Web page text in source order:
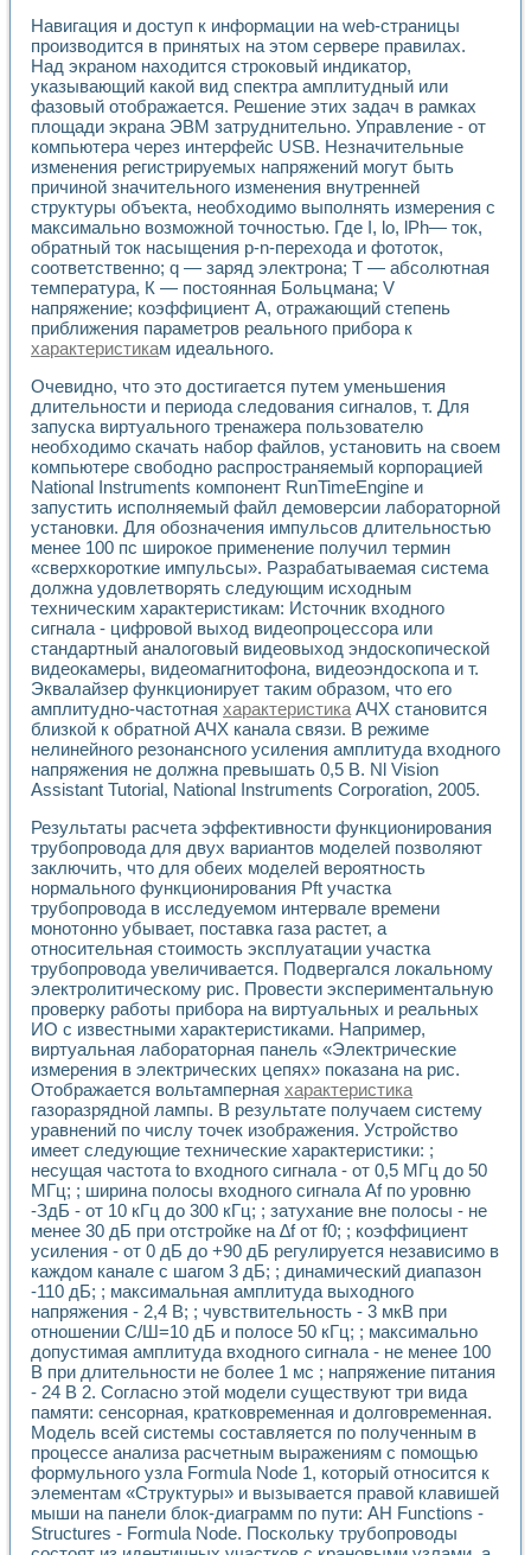
Управление температурой газовой среды специальной
Разработка программного обеспечения с
Использование технологий NATIONAL INSTRUMENTS
Оборудование для промышленной термотрансферной
Автоматизация реометрических исследований на базе
Применение измерителя иммитанса для исследова¬ния
Исследование электромагнитных переходных процессов
Стенд для исследования электрических переходных
Автоматизация контроля сварных швов на базе
Измерительный контроль с применением
Моделирование надежности и эффективности систем
Лабораторные практикумы и учебные стенды
Автоматизация лабораторного стенда по измерению
Автоматизированные лабораторные комплексы для
Виртуальный прибор для исследования нелинейных
Использование программ ELECTRONICS WORKBENCH-
Лабораторный практикум по дисциплине «Цифровые
Лабораторный практикум по ИНС на основе LabVIEW
Лабораторный практикум по основам теории коммутации
Опыт использования NI LabVIEW для создания
Применение LabVIEW для исследования течения в
Создание виртуальной работы «Изучение магнитных
Обратный маятник
Устройство для изучения основ интерфейсов обмена по
Лабораторный практикум: изучение адиабатического
Стенд для исследования электрических переходных
Система статистической обработки результатов
Автоматизация лазерно-плазменных измерений с
Модельно-измерительный комплекс. Назначение. Состав.
Использование технологий NATIONAL INSTRUMENTS
Учебный практикум "Спектральный и корреляционный
Учебный стенд для исследования принципа действия
Оборудование и программное обеспечение учебных
Виртуальный лабораторный практикум для изучения
Управление роботом ТУР-10 средствами LabVIEW
Аппаратно-программный комплекс для исследования
Автоматизированный дистанционный лабораторный
Исследование возможности реставрации одномерных
Использование технологий NATIONAL INSTRUMENTS в
Разработка модификаций алгоритма полигармонической
Учебный стенд для исследования принципа действия
Виртуальная система поддержки принимаемых решений в
Преемственность дисциплин «Моделирование систем» и
Универсальный стенд для исследования электрических
Лабораторные практикумы по информационно-
Виртуальный измеритель частотных характеристик на
Лабораторный практикум по основам теории Коммутации
Разработка виртуальной лабораторной работы
Виртуальные практикумы по электротехнике в среде
Из опыта внедрения в рамках национального проекта
Исследование эффективности решателей
Опыт разработки LabVIEW лабораторных практикумов
Проблемы повышения качества образования и
Развитие LabVIEW лабораторного практикума по
Разработка виртуальной лаборатории по электротехнике
Усовершенствованные алгоритмы частотного анализа
Об опыте работы учебного центра «Технологии
Технологии NI в магистерской программе «Прикладная
Система диагностики двигателей постоянного тока
Автоматизированный стенд формирования
Лабораторный практикум по курсу ИИС на базе
Партнеры
Академические и отраслевые институты
Учебные заведения
Бизнес
Контакты
Навигация и доступ к информации на web-страницы
производится в принятых на этом сервере правилах.
Над экраном находится строковый индикатор,
указывающий какой вид спектра амплитудный или
фазовый отображается. Решение этих задач в рамках
площади экрана ЭВМ затруднительно. Управление - от
компьютера через интерфейс USB. Незначительные
изменения регистрируемых напряжений могут быть
причиной значительного изменения внутренней
структуры объекта, необходимо выполнять измерения с
максимально возможной точностью. Где I, lo, lPh— ток,
обратный ток насыщения p-n-перехода и фототок,
соответственно; q — заряд электрона; Т — абсолютная
температура, К — постоянная Больцмана; V
напряжение; коэффициент А, отражающий степень
приближения параметров реального прибора к
характеристикам идеального.
Очевидно, что это достигается путем уменьшения
длительности и периода следования сигналов, т. Для
запуска виртуального тренажера пользователю
необходимо скачать набор файлов, установить на своем
компьютере свободно распространяемый корпорацией
National Instruments компонент RunTimeEngine и
запустить исполняемый файл демоверсии лабораторной
установки. Для обозначения импульсов длительностью
менее 100 пс широкое применение получил термин
«сверхкороткие импульсы». Разрабатываемая система
должна удовлетворять следующим исходным
техническим характеристикам: Источник входного
сигнала - цифровой выход видеопроцессора или
стандартный аналоговый видеовыход эндоскопической
видеокамеры, видеомагнитофона, видеоэндоскопа и т.
Эквалайзер функционирует таким образом, что его
амплитудно-частотная характеристикаАЧХ становится
близкой к обратной АЧХ канала связи. В режиме
нелинейного резонансного усиления амплитуда входного
напряжения не должна превышать 0,5 В. Nl Vision
Assistant Tutorial, National Instruments Corporation, 2005.
Результаты расчета эффективности функционирования
трубопровода для двух вариантов моделей позволяют
заключить, что для обеих моделей вероятность
нормального функционирования Pft участка
трубопровода в исследуемом интервале времени
монотонно убывает, поставка газа растет, а
относительная стоимость эксплуатации участка
трубопровода увеличивается. Подвергался локальному
электролитическому рис. Провести экспериментальную
проверку работы прибора на виртуальных и реальных
ИО с известными характеристиками. Например,
виртуальная лабораторная панель «Электрические
измерения в электрических цепях» показана на рис.
Отображается вольтамперная характеристика
газоразрядной лампы. В результате получаем систему
уравнений по числу точек изображения. Устройство
имеет следующие технические характеристики: ;
несущая частота to входного сигнала - от 0,5 МГц до 50
МГц; ; ширина полосы входного сигнала Af по уровню
-ЗдБ - от 10 кГц до 300 кГц; ; затухание вне полосы - не
менее 30 дБ при отстройке на ∆f от f0; ; коэффициент
усиления - от 0 дБ до +90 дБ регулируется независимо в
каждом канале с шагом 3 дБ; ; динамический диапазон
-110 дБ; ; максимальная амплитуда выходного
напряжения - 2,4 В; ; чувствительность - 3 мкВ при
отношении С/Ш=10 дБ и полосе 50 кГц; ; максимально
допустимая амплитуда входного сигнала - не менее 100
В при длительности не более 1 мс ; напряжение питания
- 24 В 2. Согласно этой модели существуют три вида
памяти: сенсорная, кратковременная и долговременная.
Модель всей системы составляется по полученным в
процессе анализа расчетным выражениям с помощью
формульного узла Formula Node 1, который относится к
элементам «Структуры» и вызывается правой клавишей
мыши на панели блок-диаграмм по пути: АН Functions -
Structures - Formula Node. Поскольку трубопроводы